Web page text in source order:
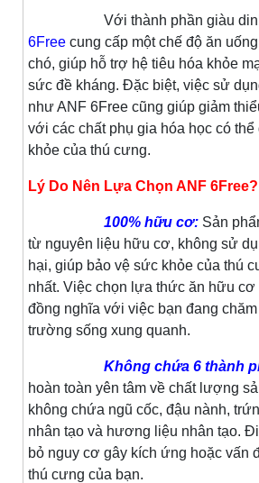
Với thành phần giàu dinh
6Free cung cấp một chế độ ăn
chó, giúp hỗ trợ hệ tiêu hóa khỏe
sức đề kháng. Đặc biệt, việc sử
như ANF 6Free cũng giúp giảm
với các chất phụ gia hóa học có
khỏe của thú cưng.
Lý Do Nên Lựa Chọn ANF 6Free?
100% hữu cơ: Sản
từ nguyên liệu hữu cơ, không sử
hại, giúp bảo vệ sức khỏe của thú
nhất. Việc chọn lựa thức ăn hữu cơ
đồng nghĩa với việc bạn đang
trường sống xung quanh.
Không chứa 6 thành
hoàn toàn yên tâm về chất lượng
không chứa ngũ cốc, đậu nành,
nhân tạo và hương liệu nhân tạo.
bỏ nguy cơ gây kích ứng hoặc vấn
thú cưng của bạn.